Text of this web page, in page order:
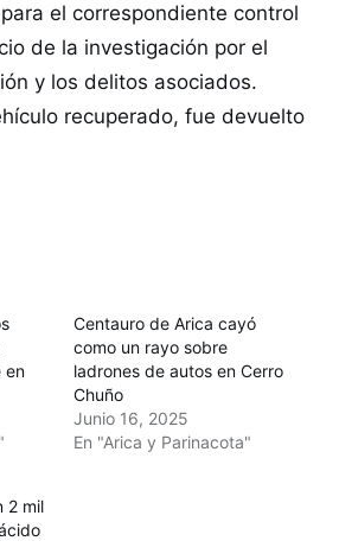
el correspondiente control
de la investigación por el
y los delitos asociados.
recuperado, fue devuelto
en
Centauro de Arica cayó
como un rayo sobre
ladrones de autos en Cerro
Chuño
Junio 16, 2025
En "Arica y Parinacota"
2 mil